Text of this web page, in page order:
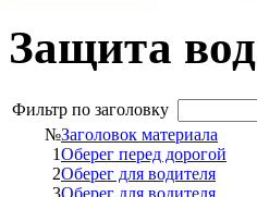
Защита
Фильтр по заголовку
№Заголовок материала
1Оберег перед дорогой
2Оберег для водителя
3Оберег для водителя